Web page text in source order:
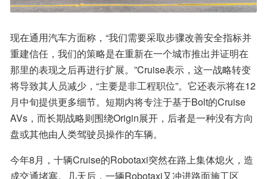
现在通用汽车方面称，“我们需要采取步骤改善安全指标并
重建信任，我们的策略是在重新在一个城市推出并证明在
那里的表现之后再进行扩展。”Cruise表示，这一战略转变
将导致其人员减少，“主要是非工程职位”。它还表示将在12
月中旬提供更多细节。短期内将专注于基于Bolt的Cruise
AVs，而长期战略则围绕Origin展开，后者是一种没有方向
盘或其他由人类驾驶员操作的车辆。
今年8月，十辆Cruise的Robotaxi突然在路上集体熄火，造
成交通堵塞。几天后，一辆Robotaxi又冲进路面施工区